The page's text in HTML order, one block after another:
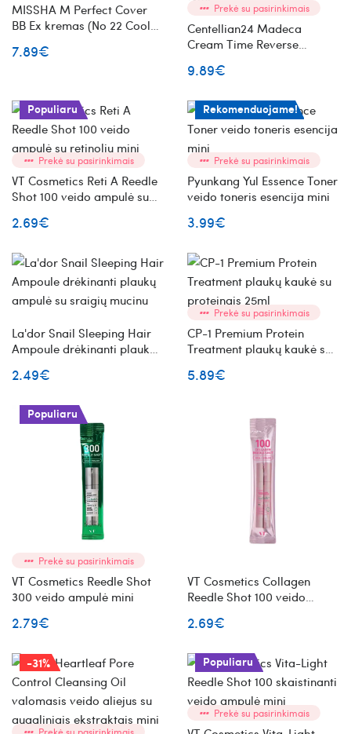
MISSHA M Perfect Cover
BB Ex kremas (No 22 Cool
7.89€
Prekė su pasirinkimais
Centellian24 Madeca
Cream Time Reverse
15ml
9.89€
Populiaru
Prekė su pasirinkimais
VT Cosmetics Reti A Reedle
Shot 100 veido ampulė su
2.69€
Rekomenduojame!
Prekė su pasirinkimais
Pyunkang Yul Essence Toner
veido toneris esencija mini
3.99€
La'dor Snail Sleeping Hair
Ampoule drėkinanti plaukų
2.49€
Prekė su pasirinkimais
CP-1 Premium Protein
Treatment plaukų kaukė su
5.89€
Populiaru
Prekė su pasirinkimais
VT Cosmetics Reedle Shot
300 veido ampulė mini
2.79€
VT Cosmetics Collagen
Reedle Shot 100 veido
2.69€
-31% Populiaru
Prekė su pasirinkimais